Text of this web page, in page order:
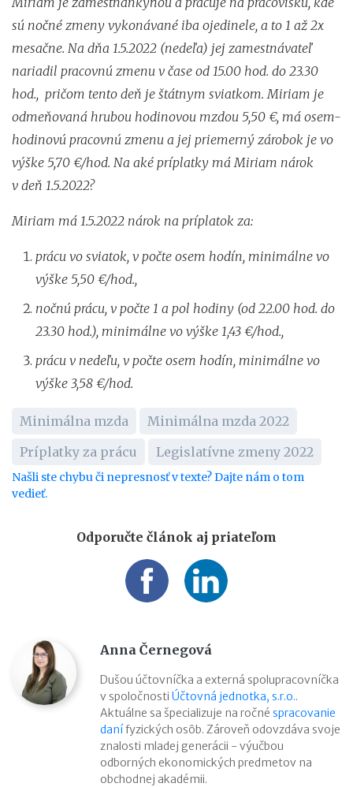
sú nočné zmeny vykonávané iba ojedinele, a to 1 až 2x
mesačne. Na dňa 1.5.2022 (nedeľa) jej zamestnávateľ
nariadil pracovnú zmenu v čase od 15.00 hod. do 23.30
hod., pričom tento deň je štátnym sviatkom. Miriam je
odmeňovaná hrubou hodinovou mzdou 5,50 €, má osem-
hodinovú pracovnú zmenu a jej priemerný zárobok je vo
výške 5,70 €/hod. Na aké príplatky má Miriam nárok
v deň 1.5.2022?
Miriam má 1.5.2022 nárok na príplatok za:
prácu vo sviatok, v počte osem hodín, minimálne vo
výške 5,50 €/hod.,
nočnú prácu, v počte 1 a pol hodiny (od 22.00 hod. do
23.30 hod.), minimálne vo výške 1,43 €/hod.,
prácu v nedeľu, v počte osem hodín, minimálne vo
výške 3,58 €/hod.
Minimálna mzda
Minimálna mzda 2022
Príplatky za prácu
Legislatívne zmeny 2022
Našli ste chybu či nepresnosť v texte? Dajte nám o tom
vedieť.
Odporučte článok aj priateľom
Anna Černegová
Dušou účtovníčka a externá spolupracovníčka
v spoločnosti Účtovná jednotka, s.r.o..
Aktuálne sa špecializuje na ročné spracovanie
danífyzických osôb. Zároveň odovzdáva svoje
znalosti mladej generácii - výučbou
odborných ekonomických predmetov na
obchodnej akadémii.